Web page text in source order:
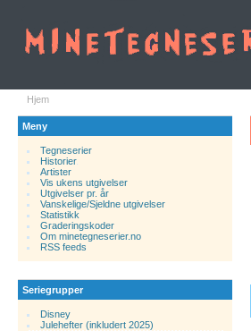
Hjem
Meny
Tegneserier
Historier.
Artister
Vis ukens utgivelser
Utgivelser pr. år
Vanskelige/Sjeldne utgivelser
Statistikk
Graderingskoder
Om minetegneserier.no
RSS feeds
Seriegrupper
Disney
Julehefter (inkludert 2025)